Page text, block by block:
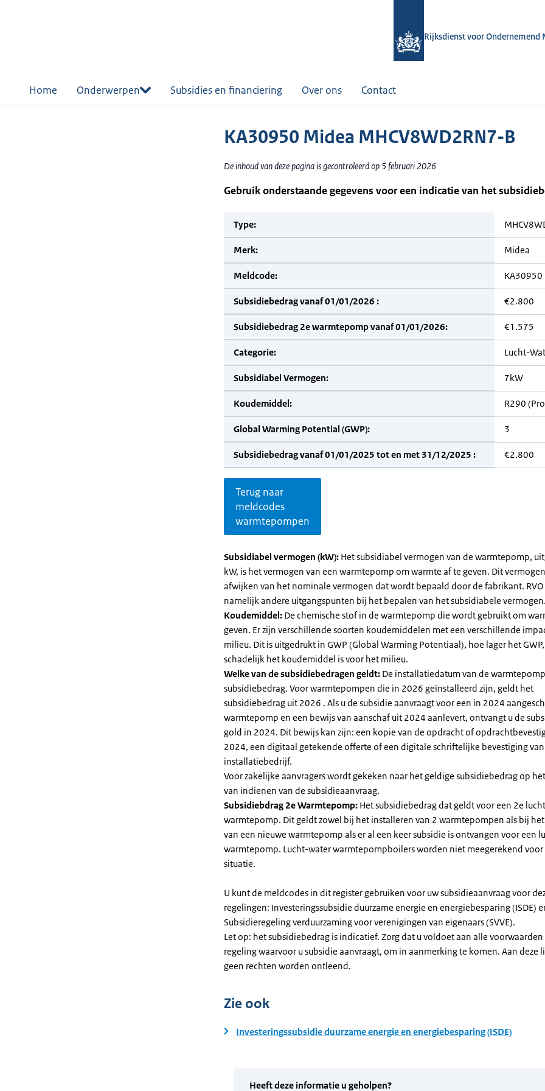
Rijksdienst voor Ondernemend
Home Onderwerpen Subsidies en financiering Over ons Contact
KA30950 Midea MHCV8WD2RN7-B
De inhoud van deze pagina is gecontroleerd op 5 februari 2026
Gebruik onderstaande gegevens voor een indicatie van het
Type:
Merk: Midea
Meldcode: KA30950
Subsidiebedrag vanaf 01/01/2026 : €2.800
Subsidiebedrag 2e warmtepomp vanaf 01/01/2026: €1.575
Categorie: Lucht-
Subsidiabel Vermogen: 7kW
Koudemiddel: R290
Global Warming Potential (GWP): 3
Subsidiebedrag vanaf 01/01/2025 tot en met 31/12/2025 : €2.800
Terug naar
meldcodes
warmtepompen
Subsidiabel vermogen (kW): Het subsidiabel vermogen van de warmtepomp,
kW, is het vermogen van een warmtepomp om warmte af te geven. Dit
afwijken van het nominale vermogen dat wordt bepaald door de fabrikant.
namelijk andere uitgangspunten bij het bepalen van het subsidiabele vermogen.
Koudemiddel: De chemische stof in de warmtepomp die wordt gebruikt om
geven. Er zijn verschillende soorten koudemiddelen met een verschillende
milieu. Dit is uitgedrukt in GWP (Global Warming Potentiaal), hoe lager het
schadelijk het koudemiddel is voor het milieu.
Welke van de subsidiebedragen geldt: De installatiedatum van de
subsidiebedrag. Voor warmtepompen die in 2026 geïnstalleerd zijn, geldt het
subsidiebedrag uit 2026 . Als u de subsidie aanvraagt voor een in 2024
warmtepomp en een bewijs van aanschaf uit 2024 aanlevert, ontvangt u de
gold in 2024. Dit bewijs kan zijn: een kopie van de opdracht of
2024, een digitaal getekende offerte of een digitale schriftelijke bevestiging
installatiebedrijf.
Voor zakelijke aanvragers wordt gekeken naar het geldige subsidiebedrag op
van indienen van de subsidieaanvraag.
Subsidiebdrag 2e Warmtepomp: Het subsidiebedrag dat geldt voor een 2e
warmtepomp. Dit geldt zowel bij het installeren van 2 warmtepompen als bij
van een nieuwe warmtepomp als er al een keer subsidie is ontvangen voor een
warmtepomp. Lucht-water warmtepompboilers worden niet meegerekend voor
situatie.
U kunt de meldcodes in dit register gebruiken voor uw subsidieaanvraag voor
regelingen: Investeringssubsidie duurzame energie en energiebesparing (ISDE)
Subsidieregeling verduurzaming voor verenigingen van eigenaars (SVVE).
Let op: het subsidiebedrag is indicatief. Zorg dat u voldoet aan alle voorwaarden
regeling waarvoor u subsidie aanvraagt, om in aanmerking te komen. Aan deze
geen rechten worden ontleend.
Zie ook
Investeringssubsidie duurzame energie en energiebesparing (ISDE)